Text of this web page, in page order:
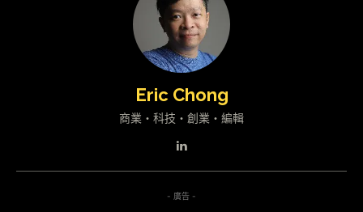
Eric Chong
商業・科技・創業・編輯
- 廣告 -